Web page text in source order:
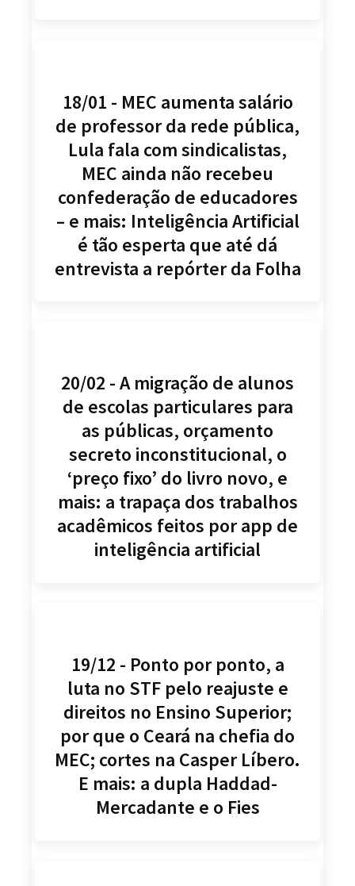
18/01 - MEC aumenta salário
de professor da rede pública,
Lula fala com sindicalistas,
MEC ainda não recebeu
confederação de educadores
– e mais: Inteligência Artificial
é tão esperta que até dá
entrevista a repórter da Folha
20/02 - A migração de alunos
de escolas particulares para
as públicas, orçamento
secreto inconstitucional, o
‘preço fixo’ do livro novo, e
mais: a trapaça dos trabalhos
acadêmicos feitos por app de
inteligência artificial
19/12 - Ponto por ponto, a
luta no STF pelo reajuste e
direitos no Ensino Superior;
por que o Ceará na chefia do
MEC; cortes na Casper Líbero.
E mais: a dupla Haddad-
Mercadante e o Fies